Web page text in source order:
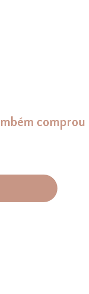
comprou